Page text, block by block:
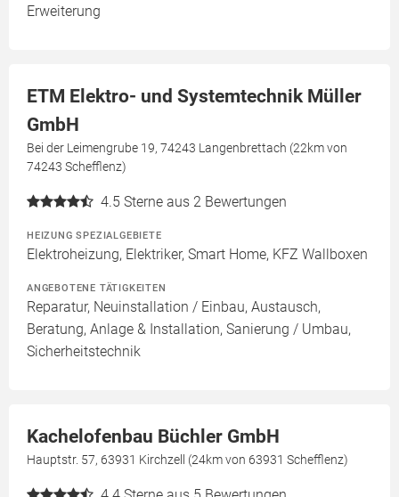
Erweiterung
ETM Elektro- und Systemtechnik Müller
GmbH
Bei der Leimengrube 19, 74243 Langenbrettach (22km von
74243 Schefflenz)
4.5 Sterne aus 2 Bewertungen
HEIZUNG SPEZIALGEBIETE
Elektroheizung, Elektriker, Smart Home, KFZ Wallboxen
ANGEBOTENE TÄTIGKEITEN
Reparatur, Neuinstallation / Einbau, Austausch,
Beratung, Anlage & Installation, Sanierung / Umbau,
Sicherheitstechnik
Kachelofenbau Büchler GmbH
Hauptstr. 57, 63931 Kirchzell (24km von 63931 Schefflenz)